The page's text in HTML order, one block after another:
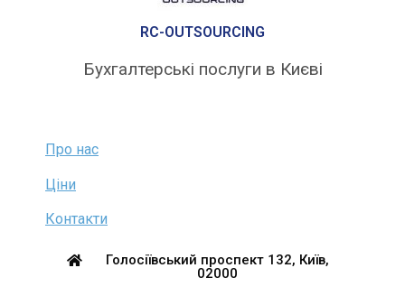
RC-OUTSOURCING
Бухгалтерські послуги в Києві
Про нас
Ціни
Контакти
Голосіївський проспект 132, Київ,
02000